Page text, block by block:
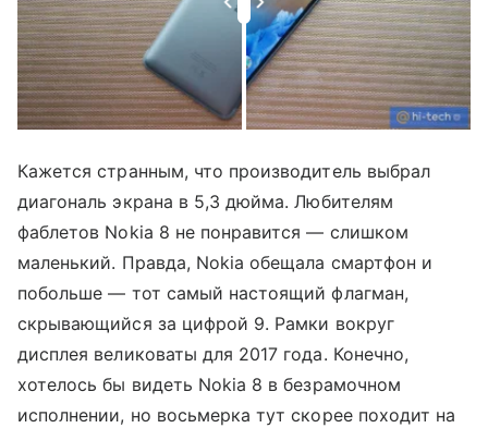
Кажется странным, что производитель выбрал
диагональ экрана в 5,3 дюйма. Любителям
фаблетов Nokia 8 не понравится — слишком
маленький. Правда, Nokia обещала смартфон и
побольше — тот самый настоящий флагман,
скрывающийся за цифрой 9. Рамки вокруг
дисплея великоваты для 2017 года. Конечно,
хотелось бы видеть Nokia 8 в безрамочном
исполнении, но восьмерка тут скорее походит на